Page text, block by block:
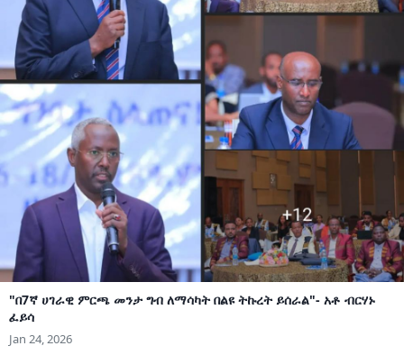
"በ7ኛ ሀገራዊ ምርጫ መንታ ግብ ለማሳካት በልዩ ትኩረት ይሰራል"- አቶ ብርሃኑ
ፈይሳ
Jan 24, 2026